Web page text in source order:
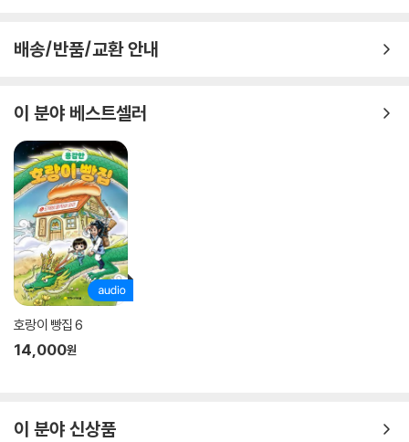
배송/반품/교환 안내
이 분야 베스트셀러
호랑이 빵집 6
14,000원
이 분야 신상품